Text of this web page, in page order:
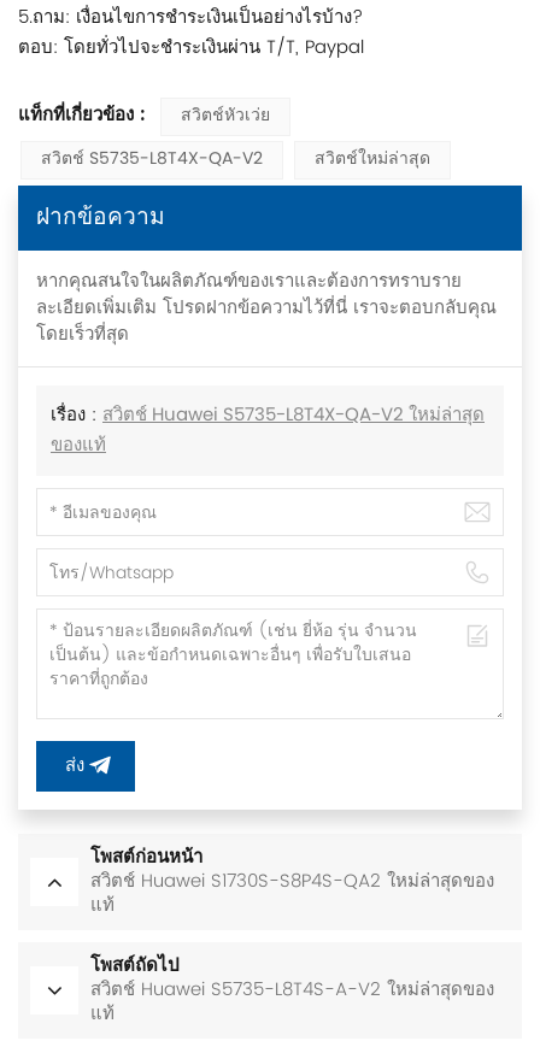
5.ถาม: เงื่อนไขการชำระเงินเป็นอย่างไรบ้าง?
ตอบ: โดยทั่วไปจะชำระเงินผ่าน T/T, Paypal
แท็กที่เกี่ยวข้อง :
สวิตช์หัวเว่ย
สวิตช์ S5735-L8T4X-QA-V2
สวิตช์ใหม่ล่าสุด
ฝากข้อความ
หากคุณสนใจในผลิตภัณฑ์ของเราและต้องการทราบราย
ละเอียดเพิ่มเติม โปรดฝากข้อความไว้ที่นี่ เราจะตอบกลับคุณ
โดยเร็วที่สุด
เรื่อง : สวิตช์ Huawei S5735-L8T4X-QA-V2 ใหม่ล่าสุด
ของแท้
ส่ง
โพสต์ก่อนหน้า
สวิตช์ Huawei S1730S-S8P4S-QA2 ใหม่ล่าสุดของ
แท้
โพสต์ถัดไป
สวิตช์ Huawei S5735-L8T4S-A-V2 ใหม่ล่าสุดของ
แท้